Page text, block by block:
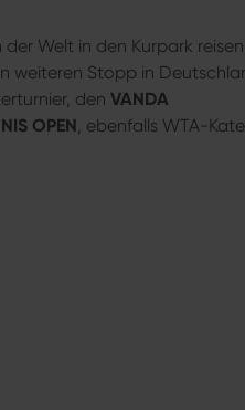
Welt in den Kurpark
weiteren Stopp in
den VANDA
OPEN, ebenfalls WTA-